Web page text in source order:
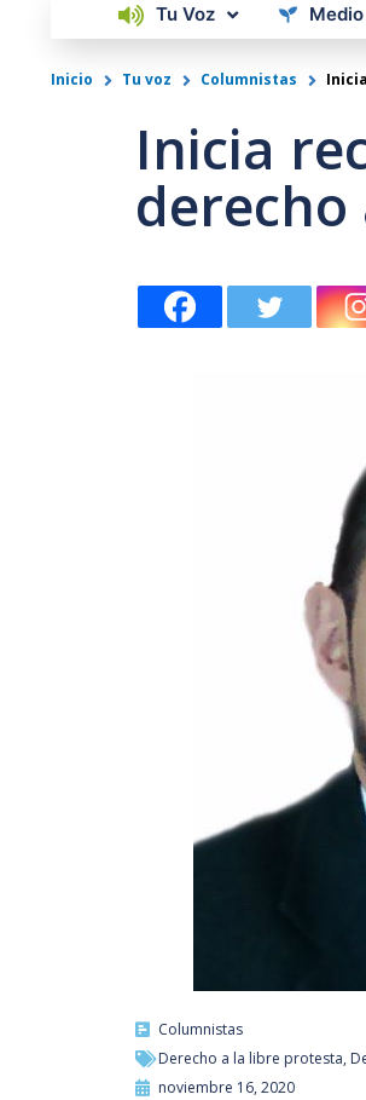
Tu Voz
Inicio Tu voz Columnistas
Inicia
Columnistas
Derecho a la libre protesta,
noviembre 16, 2020